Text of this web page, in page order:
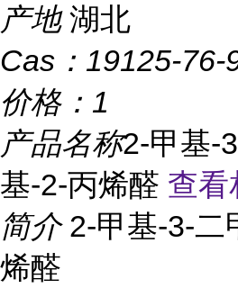
产地 湖北
Cas： 19125-76-
价格： 1
产品名称2-甲基-
基-2-丙烯醛 查
简介 2-甲基-3-二
烯醛